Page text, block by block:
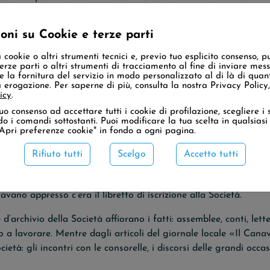
per cento, mediante la garanzia solidale di due
di Brosso, che li ha portati in tutto il mondo « per ragioni
Parole semplici, dirette, modi di dire di paese.
operai ma come capi minatori. La pratica ce l’avevano, la
dalla metà dell’Ottocento, da quando alcuni minatori
loro erano andate anche delle donne. Poi ci sono state le
»), Buggerru, Nebida, Lanusei, Monteponi,
Perù, Sudafrica, Somalia, Egitto, Turchia…
appresso c’era il libretto di iscrizione alla Società.
della Società affiorano i fatti: assemblee, conti,
a lavorare. Mentre dagli articoli del giornale locale «Il
gli incontri con le consorelle, i discorsi delle grandi
su Cookie e terze parti
cookie o altri strumenti tecnici e, previo tuo esplicito consenso,
parti o altri strumenti di tracciamento al fine di inviare
la fornitura del servizio in modo personalizzato al di là di
erogazione. Per saperne di più, consulta la nostra Privacy
.
consenso ad accettare tutti i cookie di profilazione, scegliere i
i comandi sottostanti. Puoi modificare la tua scelta in qualsiasi
preferenze cookie" in fondo a ogni pagina.
Rifiuto tutti Scelgo Accetto tutti